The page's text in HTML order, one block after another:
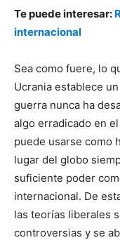
Te puede interesar:
internacional
Sea como fuere, lo
Ucrania establece
guerra nunca ha
algo erradicado en
puede usarse como
lugar del globo
suficiente poder
internacional. De
las teorías liberales
controversias y se